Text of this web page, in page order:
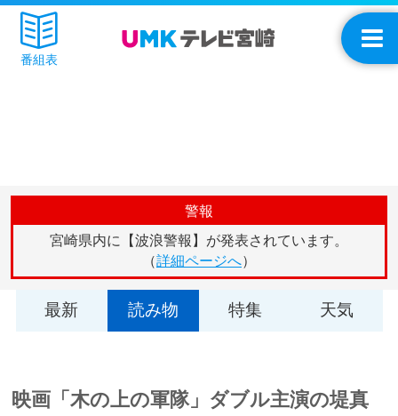
番組表
警報
宮崎県内に【波浪警報】が発表されています。
（詳細ページへ）
最新 読み物 特集 天気
映画「木の上の軍隊」ダブル主演の堤真